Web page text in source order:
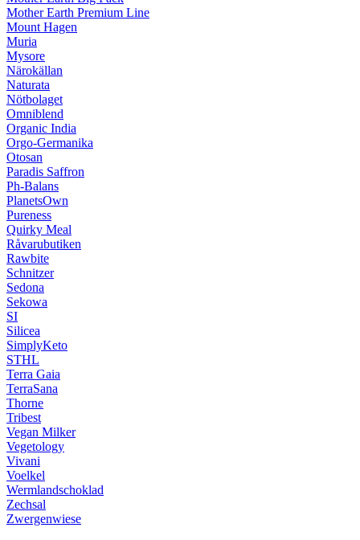
Mother Earth Premium Line
Mount Hagen
Muria
Mysore
Närokällan
Naturata
Nötbolaget
Omniblend
Organic India
Orgo-Germanika
Otosan
Paradis Saffron
Ph-Balans
PlanetsOwn
Pureness
Quirky Meal
Råvarubutiken
Rawbite
Schnitzer
Sedona
Sekowa
SI
Silicea
SimplyKeto
STHL
Terra Gaia
TerraSana
Thorne
Tribest
Vegan Milker
Vegetology
Vivani
Voelkel
Wermlandschoklad
Zechsal
Zwergenwiese